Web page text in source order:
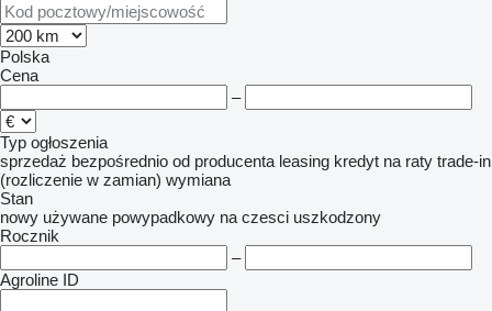
Polska
Cena
–
Typ ogłoszenia
sprzedaż bezpośrednio od producenta leasing kredyt na raty trade-in
(rozliczenie w zamian) wymiana
Stan
nowy używane powypadkowy na czesci uszkodzony
Rocznik
–
Agroline ID